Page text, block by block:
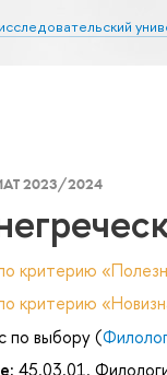
2023/2024
критерию
критерию
по выбору (
45.03.01.